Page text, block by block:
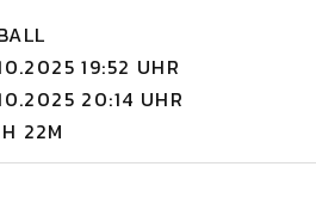
19:52 UHR
20:14 UHR
22M